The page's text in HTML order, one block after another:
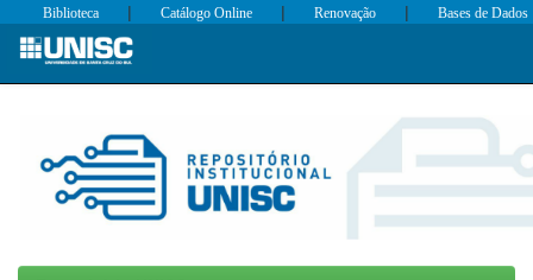
Skip
Biblioteca | Catálogo Online | Renovação | Bases de Dados